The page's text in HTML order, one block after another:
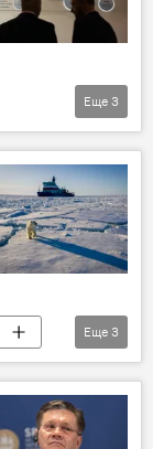
Еще 3
Еще 3